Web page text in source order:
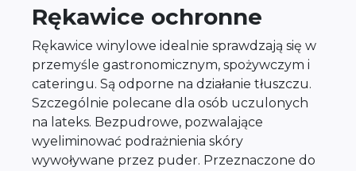
Rękawice ochronne
Rękawice winylowe idealnie sprawdzają się w
przemyśle gastronomicznym, spożywczym i
cateringu. Są odporne na działanie tłuszczu.
Szczególnie polecane dla osób uczulonych
na lateks. Bezpudrowe, pozwalające
wyeliminować podrażnienia skóry
wywoływane przez puder. Przeznaczone do